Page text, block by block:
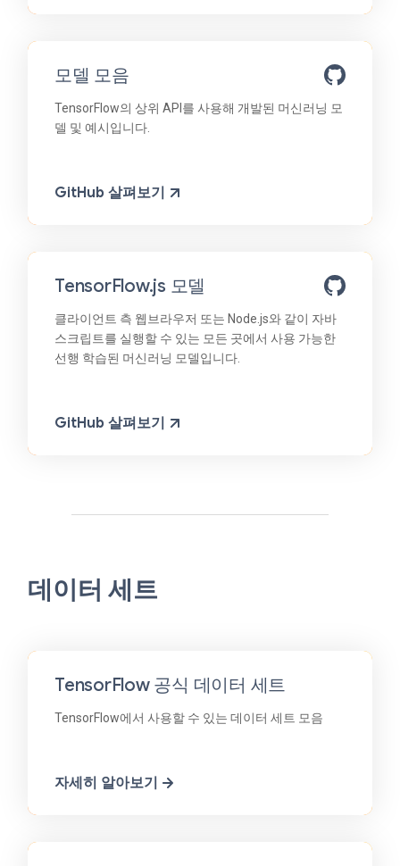
모델 모음
TensorFlow의 상위 API를 사용해 개발된 머신러닝 모
델 및 예시입니다.
GitHub 살펴보기
TensorFlow.js 모델
클라이언트 측 웹브라우저 또는 Node.js와 같이 자바
스크립트를 실행할 수 있는 모든 곳에서 사용 가능한
선행 학습된 머신러닝 모델입니다.
GitHub 살펴보기
데이터 세트
TensorFlow 공식 데이터 세트
TensorFlow에서 사용할 수 있는 데이터 세트 모음
자세히 알아보기